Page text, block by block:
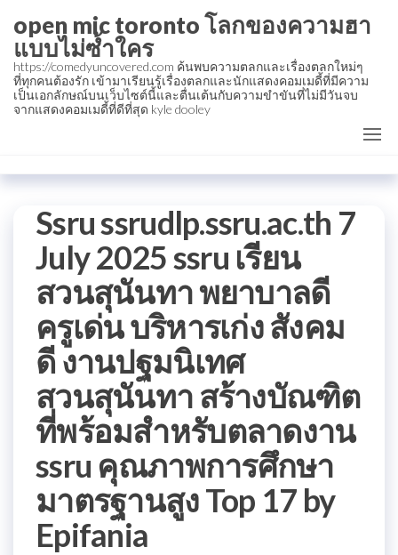
the
content
open mic toronto โลกของความฮา
แบบไม่ซ้ำใคร
https://comedyuncovered.com ค้นพบความตลกและเรื่องตลกใหม่ๆ
ที่ทุกคนต้องรัก เข้ามาเรียนรู้เรื่องตลกและนักแสดงคอมเมดี้ที่มีความ
เป็นเอกลักษณ์บนเว็บไซต์นี้และตื่นเต้นกับความขำขันที่ไม่มีวันจบ
จากแสดงคอมเมดี้ที่ดีที่สุด kyle dooley
Ssru ssrudlp.ssru.ac.th 7
July 2025 ssru เรียน
สวนสุนันทา พยาบาลดี
ครูเด่น บริหารเก่ง สังคม
ดี งานปฐมนิเทศ
สวนสุนันทา สร้างบัณฑิต
ที่พร้อมสำหรับตลาดงาน
ssru คุณภาพการศึกษา
มาตรฐานสูง Top 17 by
Epifania